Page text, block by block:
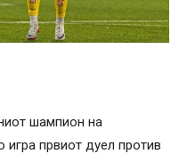
шампион на
игра првиот дуел против